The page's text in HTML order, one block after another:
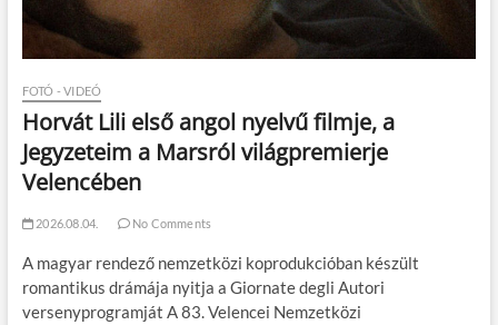
FOTÓ - VIDEÓ
Horvát Lili első angol nyelvű filmje, a
Jegyzeteim a Marsról világpremierje
Velencében
2026.08.04. No Comments
A magyar rendező nemzetközi koprodukcióban készült
romantikus drámája nyitja a Giornate degli Autori
versenyprogramját A 83. Velencei Nemzetközi